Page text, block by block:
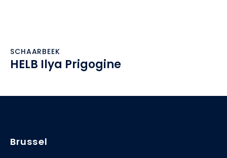
SCHAARBEEK
HELB Ilya Prigogine
Brussel